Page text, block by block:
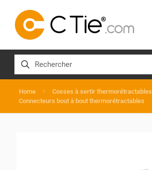
Home
Cosses à sertir thermorétractables
Connecteurs bout à bout thermorétractables